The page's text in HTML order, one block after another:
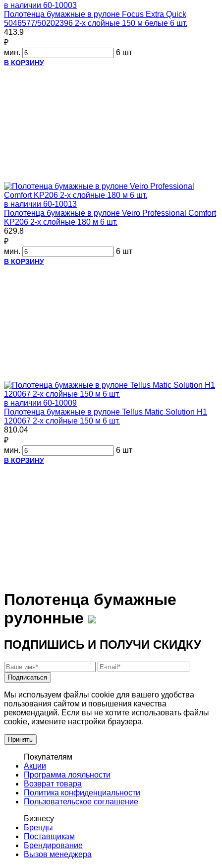
в наличии 60-10003
Полотенца бумажные в рулоне Focus Extra Quick
5046577/50202396 2-х слойные 150 м белые 6 шт.
413.9
₽
мин.
6 шт
В КОРЗИНУ
в наличии 60-10013
Полотенца бумажные в рулоне Veiro Professional Comfort
KP206 2-х слойные 180 м 6 шт.
629.8
₽
мин.
6 шт
В КОРЗИНУ
в наличии 60-10009
Полотенца бумажные в рулоне Tellus Matic Solution H1
120067 2-х слойные 150 м 6 шт.
810.04
₽
мин.
6 шт
В КОРЗИНУ
Полотенца бумажные
рулонные
ПОДПИШИСЬ И ПОЛУЧИ СКИДКУ
Подписаться
Мы используем файлы cookie для вашего удобства
пользования сайтом и повышения качества
рекомендаций. Если вы не хотите использовать файлы
cookie, измените настройки браузера.
Принять
Покупателям
Акции
Программа лояльности
Возврат товара
Политика конфиденциальности
Пользовательское соглашение
Бизнесу
Бренды
Поставщикам
Брендирование
Вызов менеджера